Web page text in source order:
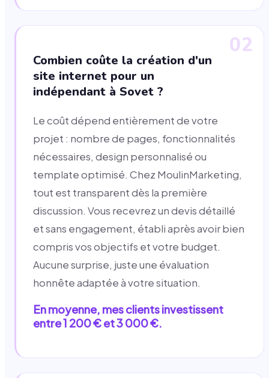
02
Combien coûte la création d'un
site internet pour un
indépendant à Sovet ?
Le coût dépend entièrement de votre
projet : nombre de pages, fonctionnalités
nécessaires, design personnalisé ou
template optimisé. Chez MoulinMarketing,
tout est transparent dès la première
discussion. Vous recevrez un devis détaillé
et sans engagement, établi après avoir bien
compris vos objectifs et votre budget.
Aucune surprise, juste une évaluation
honnête adaptée à votre situation.
En moyenne, mes clients investissent
entre 1 200 € et 3 000 €.